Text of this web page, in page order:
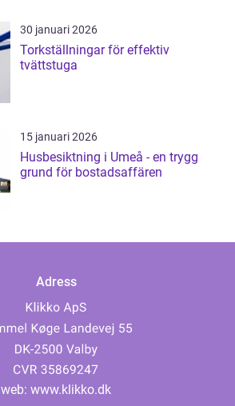
30 januari 2026
Torkställningar för effektiv
tvättstuga
15 januari 2026
Husbesiktning i Umeå - en trygg
grund för bostadsaffären
Adress
web: www.klikko.dk